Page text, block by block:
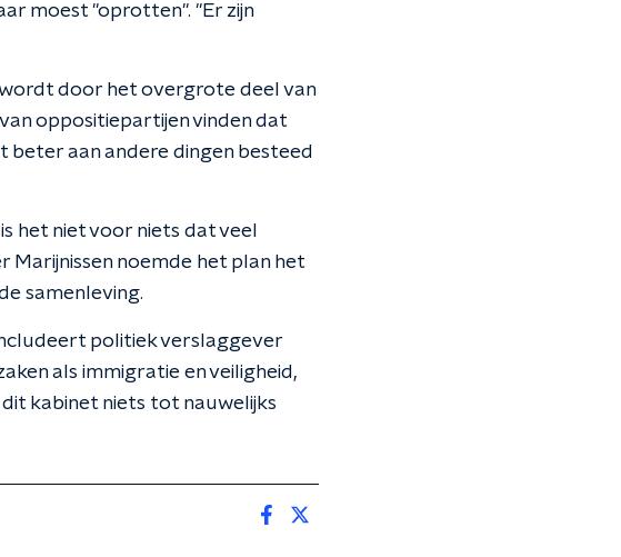
moest "oprotten". "Er zijn
door het overgrote deel van
oppositiepartijen vinden dat
aan andere dingen besteed
het niet voor niets dat veel
Marijnissen noemde het plan het
samenleving.
politiek verslaggever
als immigratie en veiligheid,
kabinet niets tot nauwelijks